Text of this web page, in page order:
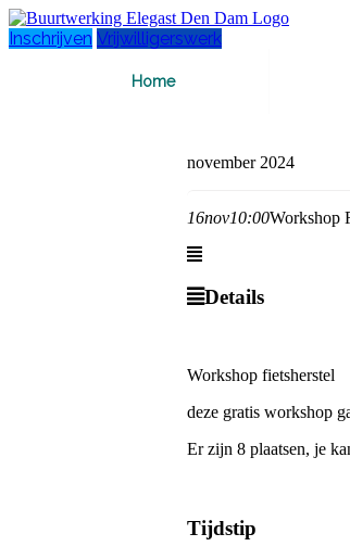
Inschrijven Vrijwilligerswerk
Home
november 2024
16nov10:00Workshop
Details
Workshop fietsherstel
deze gratis workshop
Er zijn 8 plaatsen, je
Tijdstip